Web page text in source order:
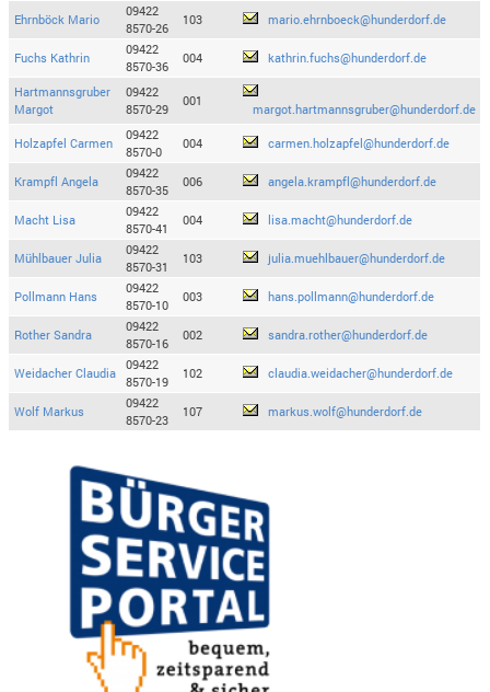
Ehrnböck Mario
09422
8570-26
103 mario.ehrnboeck@hunderdorf.de
Fuchs Kathrin
09422
8570-36
004 kathrin.fuchs@hunderdorf.de
Hartmannsgruber
Margot
09422
8570-29
001
margot.hartmannsgruber@hunderdorf.de
Holzapfel Carmen
09422
8570-0
004 carmen.holzapfel@hunderdorf.de
Krampfl Angela
09422
8570-35
006 angela.krampfl@hunderdorf.de
Macht Lisa
09422
8570-41
004 lisa.macht@hunderdorf.de
Mühlbauer Julia
09422
8570-31
103 julia.muehlbauer@hunderdorf.de
Pollmann Hans
09422
8570-10
003 hans.pollmann@hunderdorf.de
Rother Sandra
09422
8570-16
002 sandra.rother@hunderdorf.de
Weidacher Claudia
09422
8570-19
102 claudia.weidacher@hunderdorf.de
Wolf Markus
09422
8570-23
107 markus.wolf@hunderdorf.de